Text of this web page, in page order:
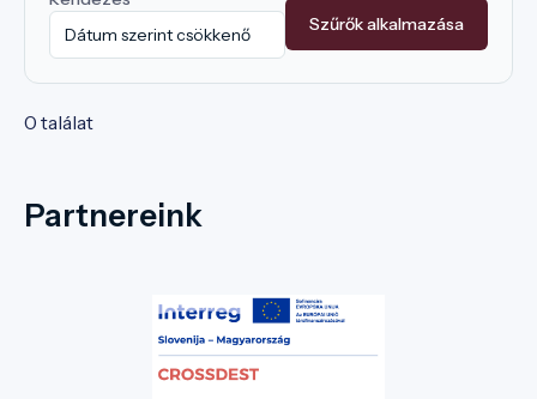
Szűrők alkalmazása
0 találat
Partnereink